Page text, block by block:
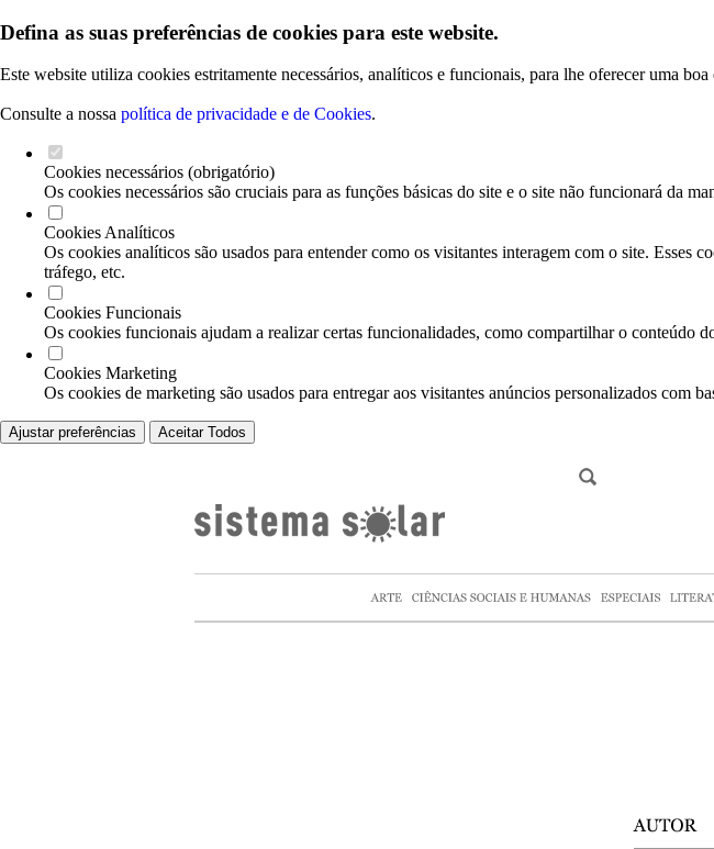
Defina as suas preferências de cookies para este website.
Este website utiliza cookies estritamente necessários, analíticos e funcionais, para lhe oferecer uma
Consulte a nossa política de privacidade e de Cookies.
Cookies necessários (obrigatório)
Os cookies necessários são cruciais para as funções básicas do site e o site não funcionará da
Cookies Analíticos
Os cookies analíticos são usados para entender como os visitantes interagem com o site.
tráfego, etc.
Cookies Funcionais
Os cookies funcionais ajudam a realizar certas funcionalidades, como compartilhar o conteúdo
Cookies Marketing
Os cookies de marketing são usados para entregar aos visitantes anúncios personalizados com
Ajustar preferências Aceitar Todos